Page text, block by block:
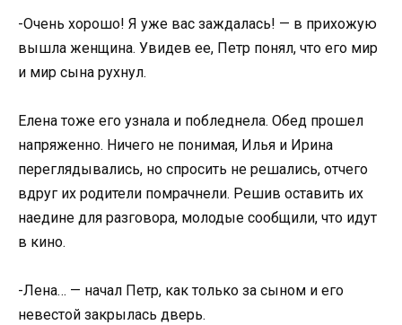
-Очень хорошо! Я уже вас заждалась! — в прихожую
вышла женщина. Увидев ее, Петр понял, что его мир
и мир сына рухнул.
Елена тоже его узнала и побледнела. Обед прошел
напряженно. Ничего не понимая, Илья и Ирина
переглядывались, но спросить не решались, отчего
вдруг их родители помрачнели. Решив оставить их
наедине для разговора, молодые сообщили, что идут
в кино.
-Лена… — начал Петр, как только за сыном и его
невестой закрылась дверь.